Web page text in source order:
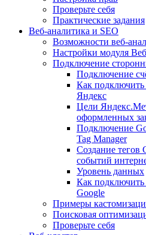
Проверьте себя
Практические задания
Веб-аналитика и SEO
Возможности веб-
Настройки модуля
Подключение
Подключение
Как
Яндекс
Цели
оформленных
Подключение
Tag Manager
Создание тегов
событий
Уровень данных
Как
Google
Примеры
Поисковая
Проверьте себя